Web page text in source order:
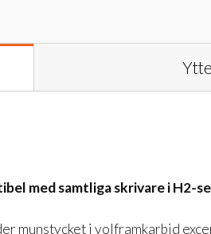
med samtliga skrivare i H2-
munstycket i volframkarbid